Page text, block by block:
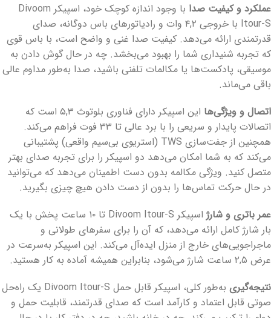
عملکرد و کیفیت صدا
با وجود اندازه کوچک خود، اسپیکر Divoom
Itour-S با خروجی ۴,۲ وات و رادیاتورهای باس دوگانه، صدای
قدرتمندی ارائه می‌دهد. کیفیت صدا غنی و واضح است، با باس قوی
که تجربه شنیداری شما را بهبود می‌بخشد. چه در حال گوش دادن به
موسیقی، پادکست‌ها یا مکالمات تلفنی باشید، صدا به‌طور مداوم عالی
باقی می‌ماند.
اتصال و ویژگی‌ها
این اسپیکر دارای فناوری بلوتوث ۵,۳ است که
اتصالات پایدار و سریعی را با برد عالی تا ۳۳ فوت فراهم می‌کند.
همچنین از جفت‌سازی TWS (استریوی بی‌سیم واقعی) پشتیبانی
می‌کند که به شما امکان می‌دهد دو اسپیکر را برای تجربه صدای بهتر
متصل کنید. ویژگی مکالمه بدون دست اطمینان می‌دهد که می‌توانید
در حال حرکت تماس‌ها را بدون از دست دادن هیچ چیزی بگیرید.
عمر باتری و شارژ
اسپیکر Divoom Itour-S تا ۱۰ ساعت پخش با یک
بار شارژ کامل ارائه می‌دهد، که آن را برای سفرهای طولانی و
ماجراجویی‌های خارج از منزل ایده‌آل می‌کند. این اسپیکر به‌سرعت در
عرض ۲,۵ ساعت شارژ می‌شود، بنابراین همیشه آماده به کار هستید.
نتیجه‌گیری
به‌طور کلی، اسپیکر قابل حمل Divoom Itour-S یک راه‌حل
صوتی قابل اعتماد و کارآمد است که صدای قدرتمند، قابلیت حمل و